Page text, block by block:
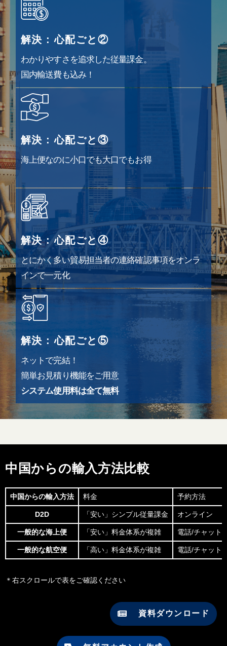
解決 : 心配ごと②
わかりやすさを追求した従量課金。
国内輸送費も込み！
解決 : 心配ごと③
海上便なのに小口でも大口でもお得
解決 : 心配ごと④
とにかく多い貿易担当者の連絡確認事項をオンラ
インで一元化
解決 : 心配ごと⑤
ネットで完結！
簡単お見積り機能をご用意
システム使用料は全て無料
中国からの輸入方法比較
中国からの輸入方法 料金 予約方法
D2D 「安い」シンプル従量課金 オンライン
一般的な海上便 「安い」料金体系が複雑 電話/チャット/
一般的な航空便 「高い」料金体系が複雑 電話/チャット/
＊右スクロールで表をご確認ください
資料ダウンロード